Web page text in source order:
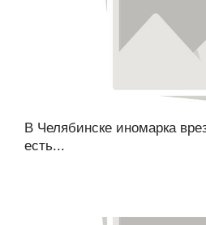
В Челябинске иномарка
есть...